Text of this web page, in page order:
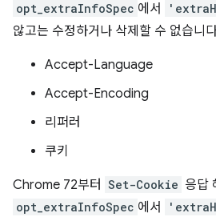
opt_extraInfoSpec 에서
않고는 수정하거나 삭제할 수 없습니
Accept-Language
Accept-Encoding
리퍼러
쿠키
Chrome 72부터 Set-Cookie 응답
opt_extraInfoSpec 에서